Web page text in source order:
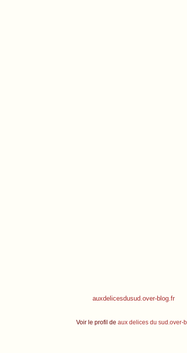
auxdelicesdusud.over-blog.fr
Voir le profil de aux delices du sud.over-